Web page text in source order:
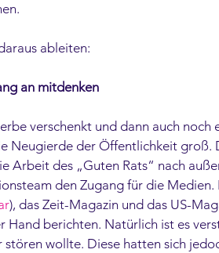
ableiten:
an mitdenken
verschenkt und dann auch
Neugierde der Öffentlichkeit groß.
Arbeit des „Guten Rats“ nach
den Zugang für die
), das Zeit-Magazin und das US-
Hand berichten. Natürlich ist es
wollte. Diese hatten sich